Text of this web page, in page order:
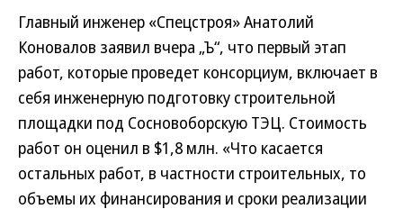
Главный инженер «Спецстроя» Анатолий
Коновалов заявил вчера „Ъ“, что первый этап
работ, которые проведет консорциум, включает в
себя инженерную подготовку строительной
площадки под Сосновоборскую ТЭЦ. Стоимость
работ он оценил в $1,8 млн. «Что касается
остальных работ, в частности строительных, то
объемы их финансирования и сроки реализации